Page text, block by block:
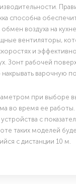
способна
обмен воздуха на
вентиляторы,
и
Зонт рабочей
варочную
при выборе
во время ее
с
таких моделей
с дистанции 10 м.